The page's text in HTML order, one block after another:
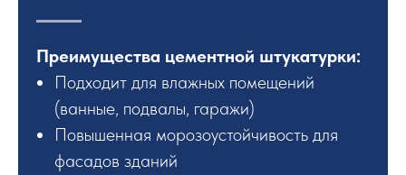
Преимущества цементной штукатурки:
Подходит для влажных помещений
(ванные, подвалы, гаражи)
Повышенная морозоустойчивость для
фасадов зданий